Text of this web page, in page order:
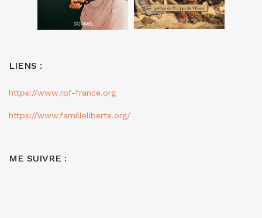
LIENS :
https://www.rpf-france.org
https://www.familleliberte.org/
ME SUIVRE :